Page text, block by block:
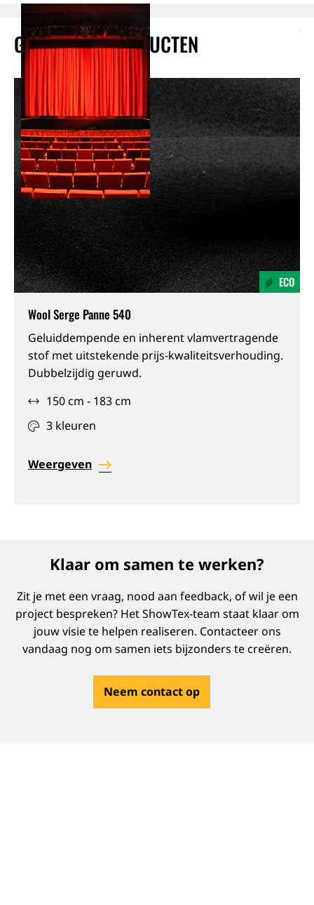
GEBRUIKTE PRODUCTEN
ECO
Wool Serge Panne 540
Geluiddempende en inherent vlamvertragende
stof met uitstekende prijs-kwaliteitsverhouding.
Dubbelzijdig geruwd.
IFR,
Gerecycleerd,
Geluidsabsorberend
150 cm - 183 cm
3 kleuren
Weergeven
Klaar om samen te werken?
Zit je met een vraag, nood aan feedback, of wil je een
project bespreken? Het ShowTex-team staat klaar om
jouw visie te helpen realiseren. Contacteer ons
vandaag nog om samen iets bijzonders te creëren.
Neem contact op